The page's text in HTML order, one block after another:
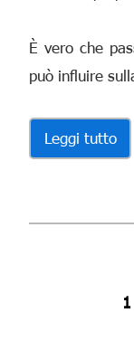
È vero che
può influire
Leggi tutto
1